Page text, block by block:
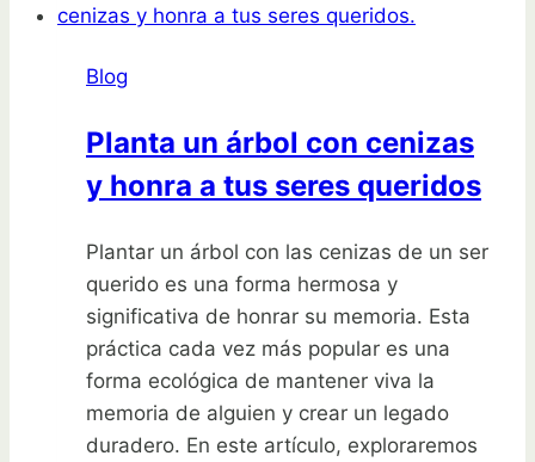
las
hortalizas
Blog
Planta un árbol con cenizas
y honra a tus seres queridos
Plantar un árbol con las cenizas de un ser
querido es una forma hermosa y
significativa de honrar su memoria. Esta
práctica cada vez más popular es una
forma ecológica de mantener viva la
memoria de alguien y crear un legado
duradero. En este artículo, exploraremos